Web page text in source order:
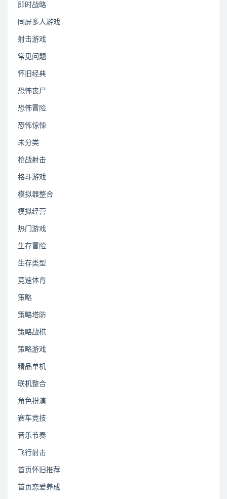
即时战略
同屏多人游戏
射击游戏
常见问题
怀旧经典
恐怖丧尸
恐怖冒险
恐怖惊悚
未分类
枪战射击
格斗游戏
模拟器整合
模拟经营
热门游戏
生存冒险
生存类型
竞速体育
策略
策略塔防
策略战棋
策略游戏
精品单机
联机整合
角色扮演
赛车竞技
音乐节奏
飞行射击
首页怀旧推荐
首页恋爱养成